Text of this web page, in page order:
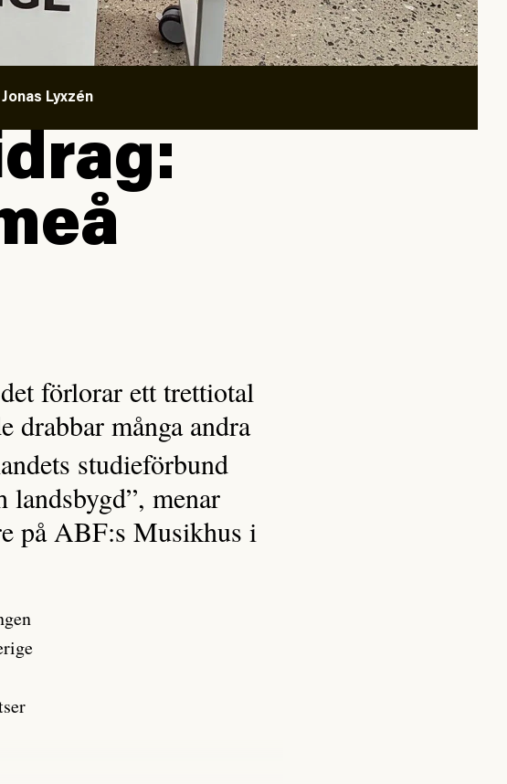
Lyxzén
förlorar ett trettiotal
drabbar många andra
studieförbund
landsbygd”, menar
på ABF:s Musikhus i